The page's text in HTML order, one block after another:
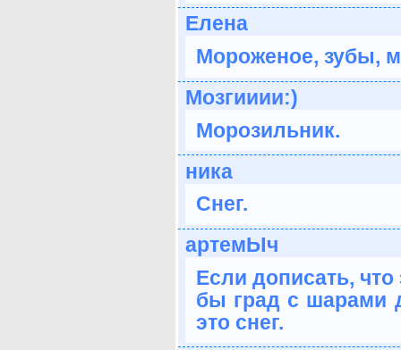
Елена
Мороженое, зубы,
Мозгииии:)
Морозильник.
ника
Снег.
артемЫч
Если дописать,
бы град с шарами
это снег.